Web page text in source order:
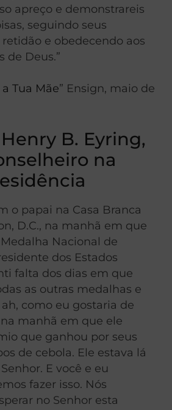
apreço e demonstrareis
seguindo seus
e obedecendo aos
de Deus.”
Tua Mãe” Ensign, maio de
B. Eyring,
na
o papai na Casa Branca
D.C., na manhã em que
Nacional de
dos Estados
falta dos dias em que
as outras medalhas e
como eu gostaria de
manhã em que ele
que ganhou por seus
de cebola. Ele estava lá
E você e eu
fazer isso. Nós
no Senhor esta